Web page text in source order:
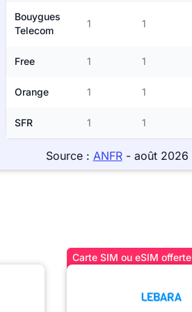
Bouygues
Telecom
1 1
Free 1 1
Orange 1 1
SFR 1 1
Source : ANFR- août 2026
Carte SIM ou eSIM offerte